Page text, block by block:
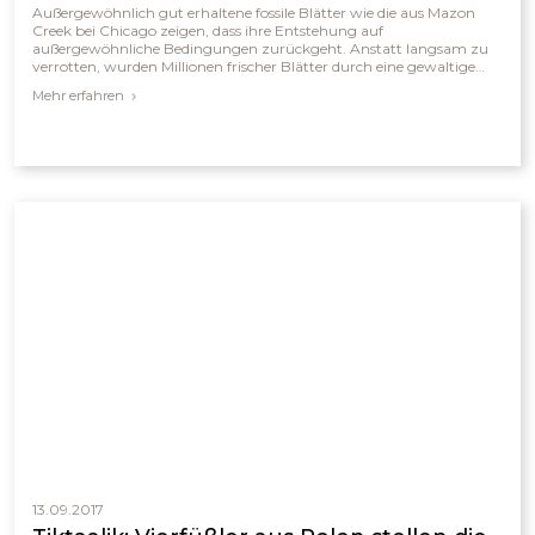
Außergewöhnlich gut erhaltene fossile Blätter wie die aus Mazon
Creek bei Chicago zeigen, dass ihre Entstehung auf
außergewöhnliche Bedingungen zurückgeht. Anstatt langsam zu
verrotten, wurden Millionen frischer Blätter durch eine gewaltige
eingeschlossen. Der osmotische Effekt ließ sie vor ihrer Einbettung
Mehr erfahren
13.09.2017